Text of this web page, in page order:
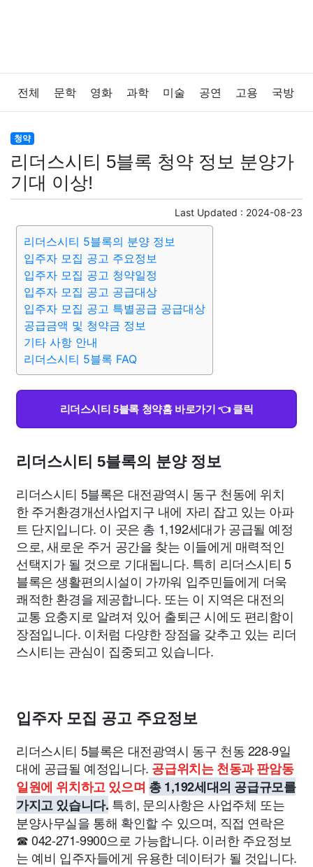
전체 문학 영화 과학 미술 공연 고용 국방
법률
보건 질병 가요 방송 일상 주식 암호화폐
반려동물 패션 미용
증권 인테리어 요리 상품리뷰
게임 스포츠 사진 대출
맛집 IT 컴퓨터 기술
의료 의학 경제 마케팅
청약
리더스시티 5블록 청약 정보 분양가
기대 이상!
Last Updated : 2024-08-23
리더스시티 5블록의 분양 정보
입주자 모집 공고 주요정보
입주자 모집 공고 청약일정
입주자 모집 공고 공급대상
입주자 모집 공고 특별공급 공급대상
공급금액 및 청약금 정보
기타 사항 안내
리더스시티 5블록 FAQ
리더스시티 5블록 청약홈 바로가기 👈 클릭
리더스시티 5블록의 분양 정보
리더스시티 5블록은 대전광역시 동구 천동에 위치
한 주거환경개선사업지구 내에 자리 잡고 있는 아파
트 단지입니다. 이 곳은 총 1,192세대가 공급될 예정
으로, 새로운 주거 공간을 찾는 이들에게 매력적인
선택지가 될 것으로 기대됩니다. 특히 리더스시티 5
블록은 생활편의시설이 가까워 입주민들에게 더욱
쾌적한 환경을 제공합니다. 또는 이 지역은 대전의
교통 요충지로 알려져 있어 출퇴근 시에도 편리함이
장점입니다. 이처럼 다양한 장점을 갖추고 있는 리더
스시티는 관심이 집중되고 있습니다.
입주자 모집 공고 주요정보
리더스시티 5블록은 대전광역시 동구 천동 228-9일
대에 공급될 예정입니다. 공급위치는 천동과 판암동
일원에 위치하고 있으며 총 1,192세대의 공급규모를
가지고 있습니다. 특히, 문의사항은 사업주체 또는
분양사무실을 통해 확인할 수 있으며, 직접 연락은
☎ 042-271-9900으로 가능합니다. 이러한 주요정보
는 예비 입주자들에게 유용한 데이터가 될 것입니다.